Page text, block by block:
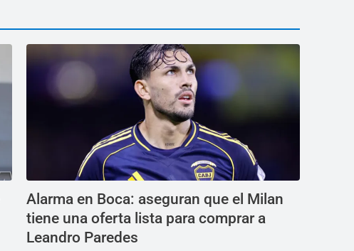
Alarma en Boca: aseguran que el Milan
tiene una oferta lista para comprar a
Leandro Paredes